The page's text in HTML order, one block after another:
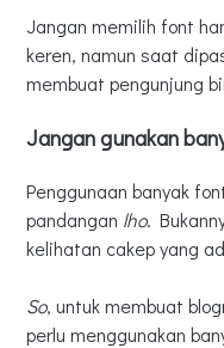
Jangan memilih font
keren, namun saat
membuat pengunjung
Jangan gunakan
Penggunaan banyak
pandangan lho.
kelihatan cakep yang
So, untuk membuat
perlu menggunakan